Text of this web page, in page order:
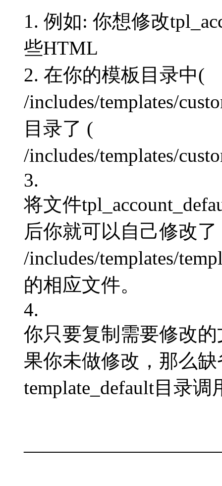
1. 例如: 你想修改
些HTML
2. 在你的模板目录中(
/includes/templates/
目录了 (
/includes/templates/
3.
将文件
后你就可以自己修改了
/includes/templates/
的相应文件。
4.
你只要复制需要修改
果你未做修改，那么
template_default目录